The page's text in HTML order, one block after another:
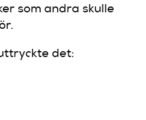
som andra skulle
det: